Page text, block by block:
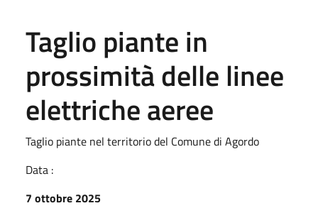
Taglio piante in
prossimità delle linee
elettriche aeree
Taglio piante nel territorio del Comune di Agordo
Data :
7 ottobre 2025